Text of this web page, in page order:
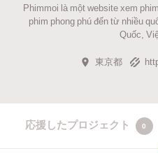
Phimmoi là một website xem
phim phong phú đến từ nhiều
Quốc,
東京都
応援したプロジェクト 0